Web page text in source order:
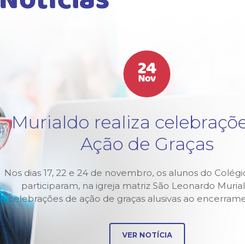
24
Nov
Murialdo realiza
Ação de Graças
Nos dias 17, 22 e 24 de novembro, os alunos do
participaram, na igreja matriz São Leonardo
celebrações de ação de graças alusivas ao
VER NOTÍCIA